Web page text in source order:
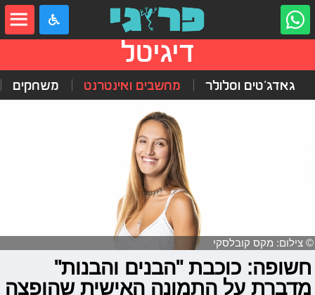
דיגיטל
גאדג'טים וסלולר מחשבים ואינטרנט משחקים
© צילום: מקס קובלסקי
חשופה: כוכבת "הבנים והבנות"
מדברת על התמונה האישית שהופצה